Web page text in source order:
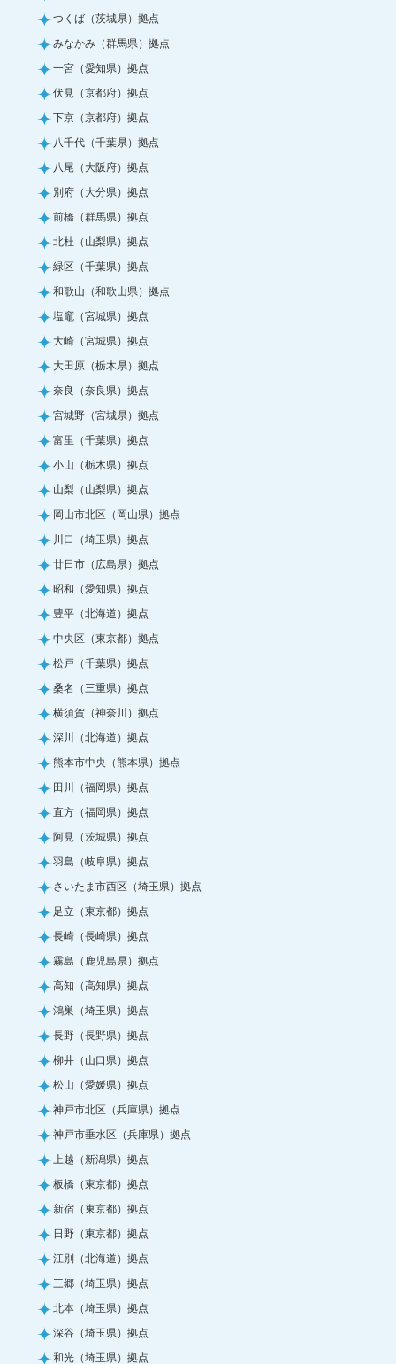
つくば（茨城県）拠点
みなかみ（群馬県）拠点
一宮（愛知県）拠点
伏見（京都府）拠点
下京（京都府）拠点
八千代（千葉県）拠点
八尾（大阪府）拠点
別府（大分県）拠点
前橋（群馬県）拠点
北杜（山梨県）拠点
緑区（千葉県）拠点
和歌山（和歌山県）拠点
塩竈（宮城県）拠点
大崎（宮城県）拠点
大田原（栃木県）拠点
奈良（奈良県）拠点
宮城野（宮城県）拠点
富里（千葉県）拠点
小山（栃木県）拠点
山梨（山梨県）拠点
岡山市北区（岡山県）拠点
川口（埼玉県）拠点
廿日市（広島県）拠点
昭和（愛知県）拠点
豊平（北海道）拠点
中央区（東京都）拠点
松戸（千葉県）拠点
桑名（三重県）拠点
横須賀（神奈川）拠点
深川（北海道）拠点
熊本市中央（熊本県）拠点
田川（福岡県）拠点
直方（福岡県）拠点
阿見（茨城県）拠点
羽島（岐阜県）拠点
さいたま市西区（埼玉県）拠点
足立（東京都）拠点
長崎（長崎県）拠点
霧島（鹿児島県）拠点
高知（高知県）拠点
鴻巣（埼玉県）拠点
長野（長野県）拠点
柳井（山口県）拠点
松山（愛媛県）拠点
神戸市北区（兵庫県）拠点
神戸市垂水区（兵庫県）拠点
上越（新潟県）拠点
板橋（東京都）拠点
新宿（東京都）拠点
日野（東京都）拠点
江別（北海道）拠点
三郷（埼玉県）拠点
北本（埼玉県）拠点
深谷（埼玉県）拠点
和光（埼玉県）拠点